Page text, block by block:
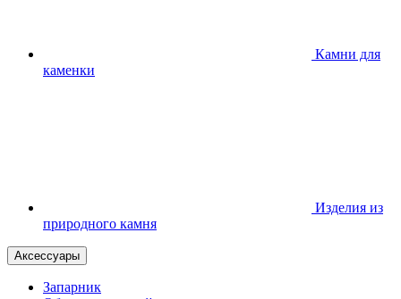
Камни для
каменки
Изделия из
природного камня
Аксессуары
Запарник